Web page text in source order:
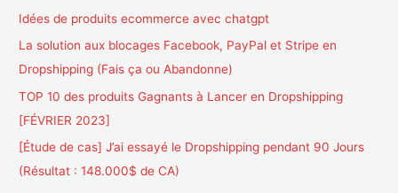
:
Idées de produits ecommerce avec chatgpt
La solution aux blocages Facebook, PayPal et Stripe en
Dropshipping (Fais ça ou Abandonne)
TOP 10 des produits Gagnants à Lancer en Dropshipping
[FÉVRIER 2023]
[Étude de cas] J’ai essayé le Dropshipping pendant 90 Jours
(Résultat : 148.000$ de CA)